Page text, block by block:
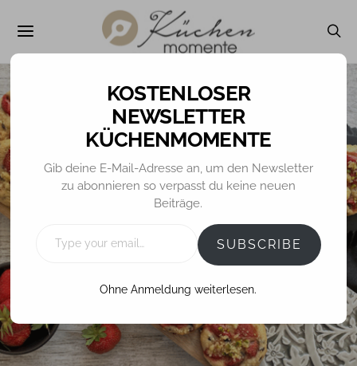
Erdbeer-Streusel-
Cookies
1. JULI 2020 TINA
NEWSLETTER
KÜCHENMOMENTE
Gib deine E-Mail-Adresse an, um den Newsletter
zu abonnieren so verpasst du keine neuen
Beiträge.
YOUR
EMAIL…
SUBSCRIBE
Ohne Anmeldung weiterlesen.